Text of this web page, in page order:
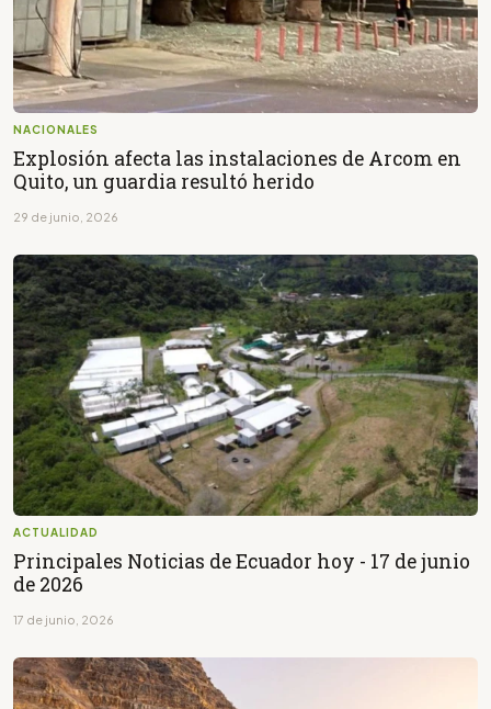
NACIONALES
Explosión afecta las instalaciones de Arcom en
Quito, un guardia resultó herido
29 de junio, 2026
ACTUALIDAD
Principales Noticias de Ecuador hoy - 17 de junio
de 2026
17 de junio, 2026